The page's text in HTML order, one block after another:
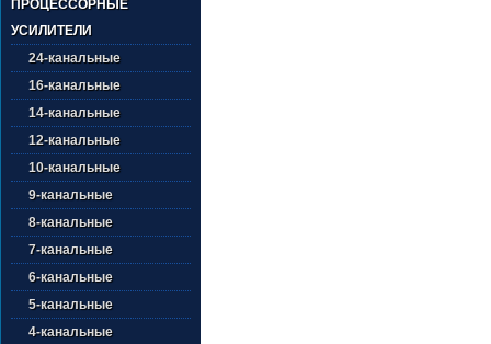
ПРОЦЕССОРНЫЕ
УСИЛИТЕЛИ
24-канальные
16-канальные
14-канальные
12-канальные
10-канальные
9-канальные
8-канальные
7-канальные
6-канальные
5-канальные
4-канальные